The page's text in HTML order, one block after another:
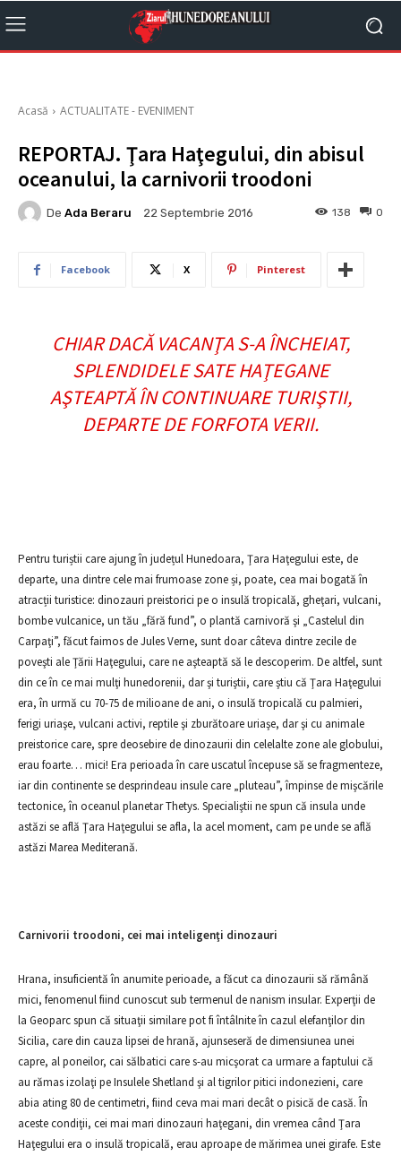
Acasă ACTUALITATE - EVENIMENT
REPORTAJ. Ţara Haţegului, din abisul
oceanului, la carnivorii troodoni
De Ada Beraru 22 Septembrie 2016 0
138
Facebook X Pinterest
CHIAR DACĂ VACANŢA S-A ÎNCHEIAT,
SPLENDIDELE SATE HAŢEGANE
AŞTEAPTĂ ÎN CONTINUARE TURIŞTII,
DEPARTE DE FORFOTA VERII.
Pentru turiștii care ajung în județul Hunedoara, Ţara Haţegului este, de
departe, una dintre cele mai frumoase zone și, poate, cea mai bogată în
atracții turistice: dinozauri preistorici pe o insulă tropicală, gheţari, vulcani,
bombe vulcanice, un tău „fără fund”, o plantă carnivoră şi „Castelul din
Carpaţi”, făcut faimos de Jules Verne, sunt doar câteva dintre zecile de
poveşti ale Ţării Haţegului, care ne aşteaptă să le descoperim. De altfel, sunt
din ce în ce mai mulţi hunedorenii, dar şi turiştii, care ştiu că Ţara Haţegului
era, în urmă cu 70-75 de milioane de ani, o insulă tropicală cu palmieri,
ferigi uriaşe, vulcani activi, reptile şi zburătoare uriaşe, dar şi cu animale
preistorice care, spre deosebire de dinozaurii din celelalte zone ale globului,
erau foarte… mici! Era perioada în care uscatul începuse să se fragmenteze,
iar din continente se desprindeau insule care „pluteau”, împinse de mişcările
tectonice, în oceanul planetar Thetys. Specialiştii ne spun că insula unde
astăzi se află Ţara Haţegului se afla, la acel moment, cam pe unde se află
astăzi Marea Mediterană.
Carnivorii troodoni, cei mai inteligenţi dinozauri
Hrana, insuficientă în anumite perioade, a făcut ca dinozaurii să rămână
mici, fenomenul fiind cunoscut sub termenul de nanism insular. Experţii de
la Geoparc spun că situaţii similare pot fi întâlnite în cazul elefanţilor din
Sicilia, care din cauza lipsei de hrană, ajunseseră de dimensiunea unei
capre, al poneilor, cai sălbatici care s-au micşorat ca urmare a faptului că
au rămas izolaţi pe Insulele Shetland şi al tigrilor pitici indonezieni, care
abia ating 80 de centimetri, fiind ceva mai mari decât o pisică de casă. În
aceste condiţii, cei mai mari dinozauri haţegani, din vremea când Ţara
Haţegului era o insulă tropicală, erau aproape de mărimea unei girafe. Este